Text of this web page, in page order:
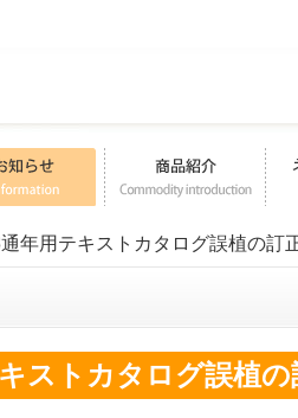
年用テキストカタログ誤植の訂
ストカタログ誤植